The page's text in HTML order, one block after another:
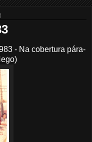
- Na cobertura pára-